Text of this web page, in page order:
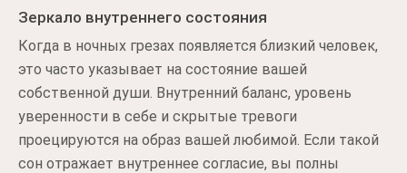
Зеркало внутреннего состояния
Когда в ночных грезах появляется близкий человек,
это часто указывает на состояние вашей
собственной души. Внутренний баланс, уровень
уверенности в себе и скрытые тревоги
проецируются на образ вашей любимой. Если такой
сон отражает внутреннее согласие, вы полны